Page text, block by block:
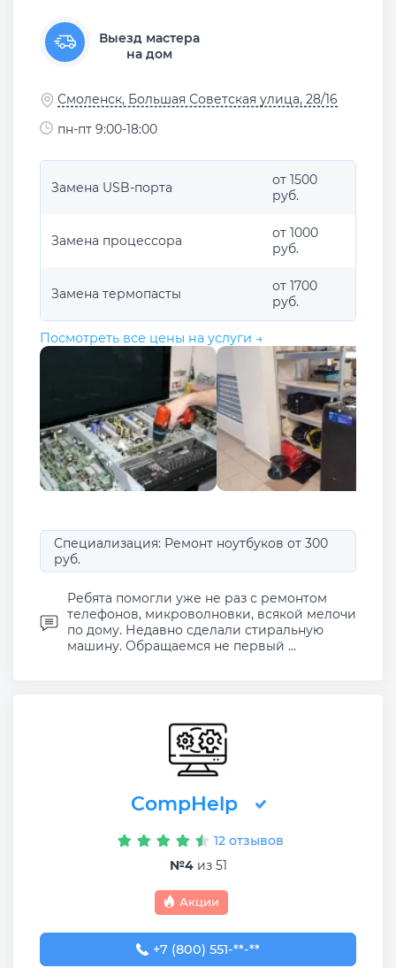
Выезд мастера
на дом
Смоленск, Большая Советская улица, 28/16
пн-пт 9:00-18:00
Замена USB-порта
от 1500
руб.
Замена процессора
от 1000
руб.
Замена термопасты
от 1700
руб.
Посмотреть все цены на услуги →
Специализация: Ремонт ноутбуков от 300
руб.
Ребята помогли уже не раз с ремонтом
телефонов, микроволновки, всякой мелочи
по дому. Недавно сделали стиральную
машину. Обращаемся не первый ...
CompHelp
12 отзывов
№4из 51
Акции
+7 (800) 551-74-09
+7 (800) 551-**-**